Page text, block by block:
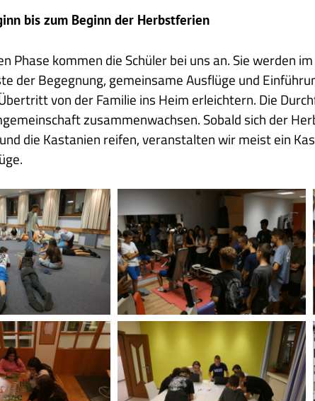
bis zum Beginn der Herbstferien
Phase kommen die Schüler bei uns an. Sie werden
der Begegnung, gemeinsame Ausflüge und
von der Familie ins Heim erleichtern. Die
zusammenwachsen. Sobald sich der
die Kastanien reifen, veranstalten wir meist ein
Einführung
Fitnessraum
Einführung
W-
Lan